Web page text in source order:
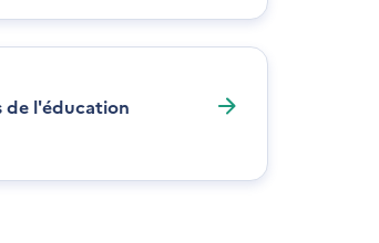
de l'éducation